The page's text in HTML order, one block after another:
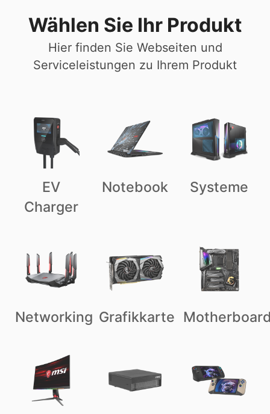
Wählen Sie Ihr Produkt
Hier finden Sie Webseiten und
Serviceleistungen zu Ihrem Produkt
EV
Charger
Notebook Systeme
Networking Grafikkarte